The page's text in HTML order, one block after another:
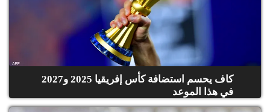
كاف يحسم استضافة كأس إفريقيا 2025 و2027
في هذا الموعد